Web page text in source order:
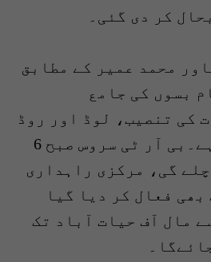
کر دی گئی۔
محمد عمیر کے مطابق
بسوں کی جامع
کی تنصیب، لوڈ اور روڈ
ٹیسٹینگ کی گئی ہے۔بی آر ٹی سروس صبح 6
بجے تک چلے گی، مرکزی راہداری
فعال کر دیا گیا
مال آف حیات آباد تک